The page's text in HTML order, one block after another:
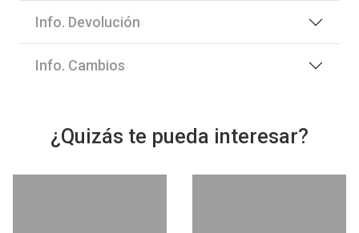
Info. Devolución
Info. Cambios
¿Quizás te pueda interesar?